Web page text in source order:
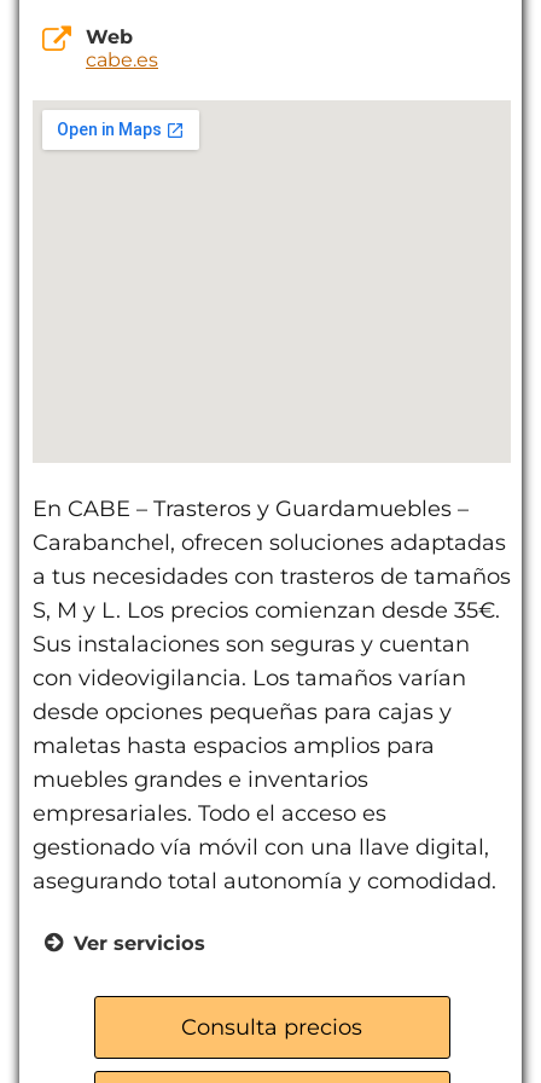
Web
cabe.es
En CABE – Trasteros y Guardamuebles –
Carabanchel, ofrecen soluciones adaptadas
a tus necesidades con trasteros de tamaños
S, M y L. Los precios comienzan desde 35€.
Sus instalaciones son seguras y cuentan
con videovigilancia. Los tamaños varían
desde opciones pequeñas para cajas y
maletas hasta espacios amplios para
muebles grandes e inventarios
empresariales. Todo el acceso es
gestionado vía móvil con una llave digital,
asegurando total autonomía y comodidad.
Ver servicios
Llave digital vía móvil
Seguridad y videovigilancia
Consulta precios